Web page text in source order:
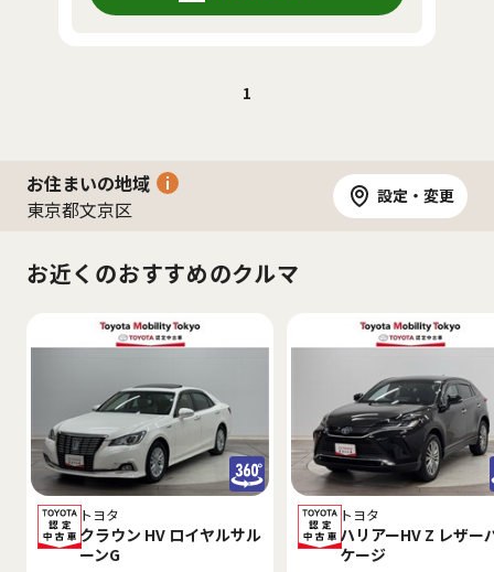
1
お住まいの地域
東京都文京区
設定・変更
お近くのおすすめのクルマ
トヨタ
クラウン HV ロイヤルサル
ーンG
トヨタ
ハリアーHV Z レザー
ケージ